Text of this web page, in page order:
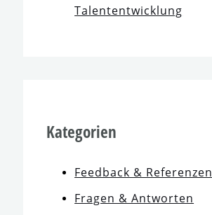
Talententwicklung
Kategorien
Feedback & Referenzen
Fragen & Antworten